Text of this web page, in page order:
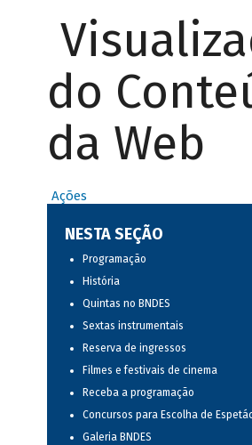
do
da Web
Ações
NESTA SEÇÃO
Programação
História
Quintas no BNDES
Sextas instrumentais
Reserva de ingressos
Filmes e festivais de cinema
Receba a programação
Concursos para Escolha de
Galeria BNDES